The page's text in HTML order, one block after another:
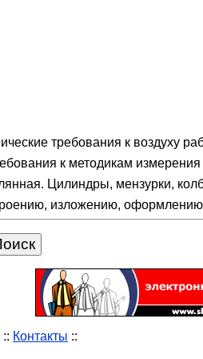
требования к воздуху
к методикам
Цилиндры, мензурки,
изложению, оформлению
:: Контакты ::